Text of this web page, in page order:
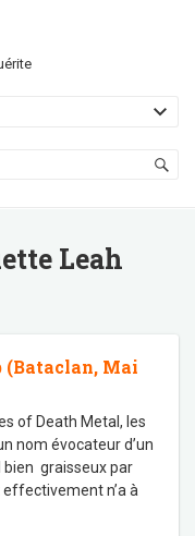
Leah
(Bataclan, Mai
of Death Metal, les
nom évocateur d’un
bien graisseux par
effectivement n’a à